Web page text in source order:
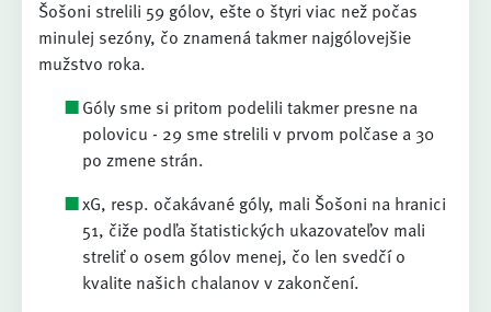
Šošoni strelili 59 gólov, ešte o štyri viac než počas
minulej sezóny, čo znamená takmer najgólovejšie
mužstvo roka.
Góly sme si pritom podelili takmer presne na
polovicu - 29 sme strelili v prvom polčase a 30
po zmene strán.
xG, resp. očakávané góly, mali Šošoni na hranici
51, čiže podľa štatistických ukazovateľov mali
streliť o osem gólov menej, čo len svedčí o
kvalite našich chalanov v zakončení.